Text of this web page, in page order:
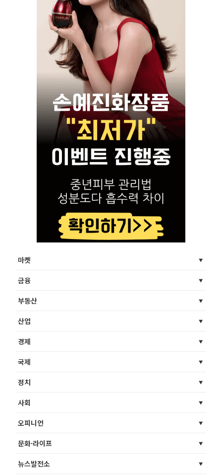
마켓
금융
부동산
산업
경제
국제
정치
사회
오피니언
문화·라이프
뉴스발전소